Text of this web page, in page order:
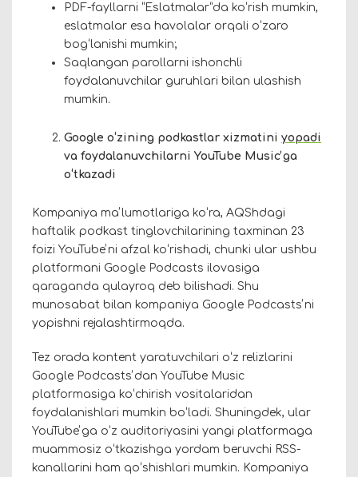
PDF-fayllarni “Eslatmalar”da koʻrish mumkin,
eslatmalar esa havolalar orqali oʻzaro
bogʻlanishi mumkin;
Saqlangan parollarni ishonchli
foydalanuvchilar guruhlari bilan ulashish
mumkin.
Google oʻzining podkastlar xizmatini yopadi
va foydalanuvchilarni YouTube Musicʼga
oʻtkazadi
Kompaniya maʼlumotlariga koʻra, AQShdagi
haftalik podkast tinglovchilarining taxminan 23
foizi YouTubeʼni afzal koʻrishadi, chunki ular ushbu
platformani Google Podcasts ilovasiga
qaraganda qulayroq deb bilishadi. Shu
munosabat bilan kompaniya Google Podcastsʼni
yopishni rejalashtirmoqda.
Tez orada kontent yaratuvchilari oʻz relizlarini
Google Podcastsʼdan YouTube Music
platformasiga koʻchirish vositalaridan
foydalanishlari mumkin boʻladi. Shuningdek, ular
YouTubeʼga oʻz auditoriyasini yangi platformaga
muammosiz oʻtkazishga yordam beruvchi RSS-
kanallarini ham qoʻshishlari mumkin. Kompaniya